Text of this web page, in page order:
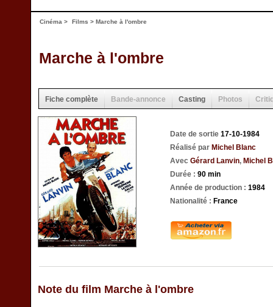
Cinéma > Films > Marche à l'ombre
Marche à l'ombre
Fiche complète Bande-annonce Casting Photos
Date de sortie 17-10-1984
Réalisé par Michel Blanc
Avec Gérard Lanvin, Michel
Durée : 90 min
Année de production : 1984
Nationalité : France
Note du film Marche à l'ombre